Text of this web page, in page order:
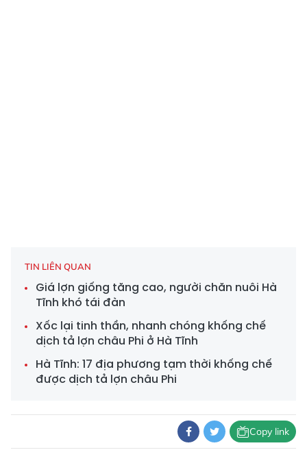
TIN LIÊN QUAN
Giá lợn giống tăng cao, người chăn nuôi Hà
Tĩnh khó tái đàn
Xốc lại tinh thần, nhanh chóng khống chế
dịch tả lợn châu Phi ở Hà Tĩnh
Hà Tĩnh: 17 địa phương tạm thời khống chế
được dịch tả lợn châu Phi
Copy link